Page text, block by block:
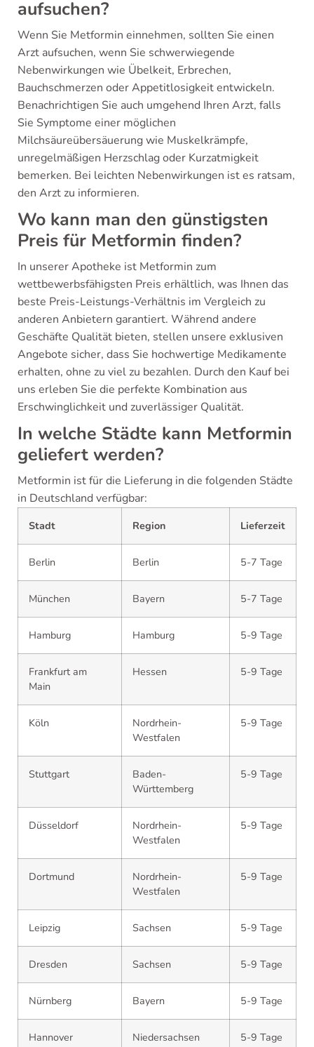
aufsuchen?
Wenn Sie Metformin einnehmen, sollten Sie einen
Arzt aufsuchen, wenn Sie schwerwiegende
Nebenwirkungen wie Übelkeit, Erbrechen,
Bauchschmerzen oder Appetitlosigkeit entwickeln.
Benachrichtigen Sie auch umgehend Ihren Arzt, falls
Sie Symptome einer möglichen
Milchsäureübersäuerung wie Muskelkrämpfe,
unregelmäßigen Herzschlag oder Kurzatmigkeit
bemerken. Bei leichten Nebenwirkungen ist es ratsam,
den Arzt zu informieren.
Wo kann man den günstigsten
Preis für Metformin finden?
In unserer Apotheke ist Metformin zum
wettbewerbsfähigsten Preis erhältlich, was Ihnen das
beste Preis-Leistungs-Verhältnis im Vergleich zu
anderen Anbietern garantiert. Während andere
Geschäfte Qualität bieten, stellen unsere exklusiven
Angebote sicher, dass Sie hochwertige Medikamente
erhalten, ohne zu viel zu bezahlen. Durch den Kauf bei
uns erleben Sie die perfekte Kombination aus
Erschwinglichkeit und zuverlässiger Qualität.
In welche Städte kann Metformin
geliefert werden?
Metformin ist für die Lieferung in die folgenden Städte
in Deutschland verfügbar:
Stadt Region Lieferzeit
Berlin Berlin 5-7 Tage
München Bayern 5-7 Tage
Hamburg Hamburg 5-9 Tage
Frankfurt am
Main
Hessen 5-9 Tage
Köln
Nordrhein-
Westfalen
5-9 Tage
Stuttgart
Baden-
Württemberg
5-9 Tage
Düsseldorf
Nordrhein-
Westfalen
5-9 Tage
Dortmund
Nordrhein-
Westfalen
5-9 Tage
Leipzig Sachsen 5-9 Tage
Dresden Sachsen 5-9 Tage
Nürnberg Bayern 5-9 Tage
Hannover Niedersachsen 5-9 Tage